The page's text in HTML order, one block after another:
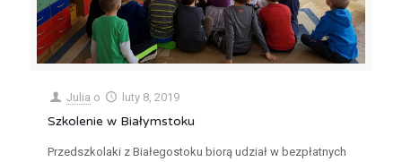
Julia o luty 8, 2019
Szkolenie w Białymstoku
Przedszkolaki z Białegostoku biorą udział w bezpłatnych